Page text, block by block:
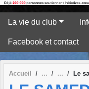
La vie du club
Facebook et contact
Accueil Le